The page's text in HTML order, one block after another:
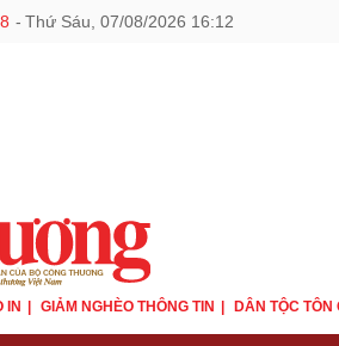
- Thứ Sáu, 07/08/2026 16:12
IN GIẢM NGHÈO THÔNG TIN DÂN TỘC TÔN